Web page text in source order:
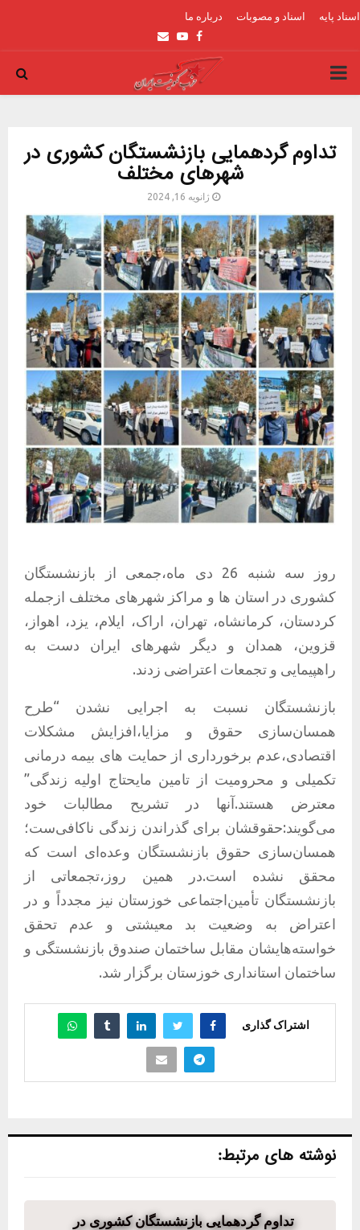
اسناد پایه اسناد و مصوبات درباره ما
Facebook
Youtube
Email
PRIMARY
تداوم گردهمایی بازنشستگان کشوری در
شهرهای مختلف
ژانویه 16, 2024
روز سه شنبه 26 دی ماه،جمعی از بازنشستگان
کشوری در استان ها و مراکز شهرهای مختلف ازجمله
کردستان، کرمانشاه، تهران، اراک، ایلام، یزد، اهواز،
قزوین، همدان و دیگر شهرهای ایران دست به
راهپیمایی و تجمعات اعتراضی زدند.
بازنشستگان نسبت به اجرایی نشدن “طرح
همسان‌سازی حقوق و مزایا،افزایش مشکلات
اقتصادی،عدم برخورداری از حمایت های بیمه درمانی
تکمیلی و محرومیت از تامین مایحتاج اولیه زندگی”
معترض هستند.آنها در تشریح مطالبات خود
می‌گویند:حقوقشان برای گذراندن زندگی ناکافی‌ست؛
همسان‌سازی حقوق بازنشستگان وعده‌ای است که
محقق نشده است.در همین روز،تجمعاتی از
بازنشستگان تأمین‌اجتماعی خوزستان نیز مجدداً و در
اعتراض به وضعیت بد معیشتی و عدم تحقق
خواسته‌هایشان مقابل ساختمان صندوق بازنشستگی و
ساختمان استانداری خوزستان برگزار شد.
اشتراک گذاری
نوشته های مرتبط:
تداوم گردهمایی بازنشستگان کشوری در